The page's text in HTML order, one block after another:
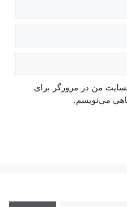
من در مرورگر برای
می‌نویسم.